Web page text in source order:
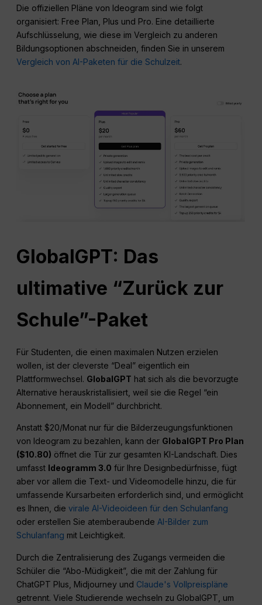
Die offiziellen Pläne von Ideogram sind wie folgt
organisiert: Free Plan, Plus und Pro. Eine detaillierte
Aufschlüsselung, wie diese im Vergleich zu anderen
Bildungsoptionen abschneiden, finden Sie in unserem
Vergleich von AI-Paketen für die Schulzeit.
GlobalGPT: Das
ultimative “Zurück zur
Schule”-Paket
Für Studenten, die einen maximalen Nutzen erzielen
wollen, ist der cleverste “Deal” eigentlich ein
Plattformwechsel. GlobalGPT hat sich als die bevorzugte
Alternative herauskristallisiert, weil sie die Regel “ein
Abonnement, ein Modell” durchbricht.
Anstatt $20/Monat nur für die Bilderzeugungsfunktionen
von Ideogram zu bezahlen, kann der GlobalGPT Pro Plan
($10.80) öffnet die Tür zur gesamten KI-Landschaft. Dies
umfasst Ideogramm 3.0 für Ihre Designbedürfnisse, fügt
aber vor allem die Text- und Videomodelle hinzu, die für
umfassende Kursarbeiten erforderlich sind, und ermöglicht
es Ihnen, dievirale AI-Videoideen für den Schulanfang
oder erstellen Sie atemberaubendeAI-Bilder zum
Schulanfang mit Leichtigkeit.
Durch die Zentralisierung des Zugangs vermeiden die
Schüler die “Abo-Müdigkeit”, die mit der Zahlung für
ChatGPT Plus, Midjourney und Claude's Vollpreispläne
getrennt. Viele Studierende wechseln zu GlobalGPT, um